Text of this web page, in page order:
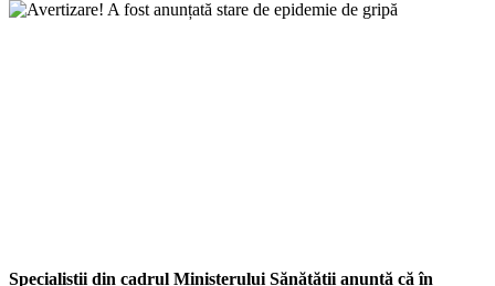
Specialiștii din cadrul Ministerului Sănătății anunță că în